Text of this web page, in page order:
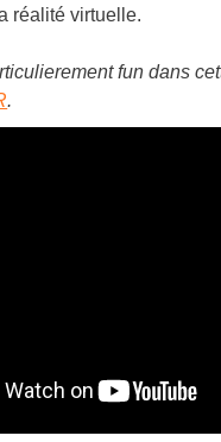
réalité virtuelle.
fun dans
.